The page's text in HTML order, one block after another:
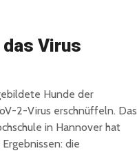
das Virus
Hunde der
2-Virus erschnüffeln. Das
in Hannover hat
die